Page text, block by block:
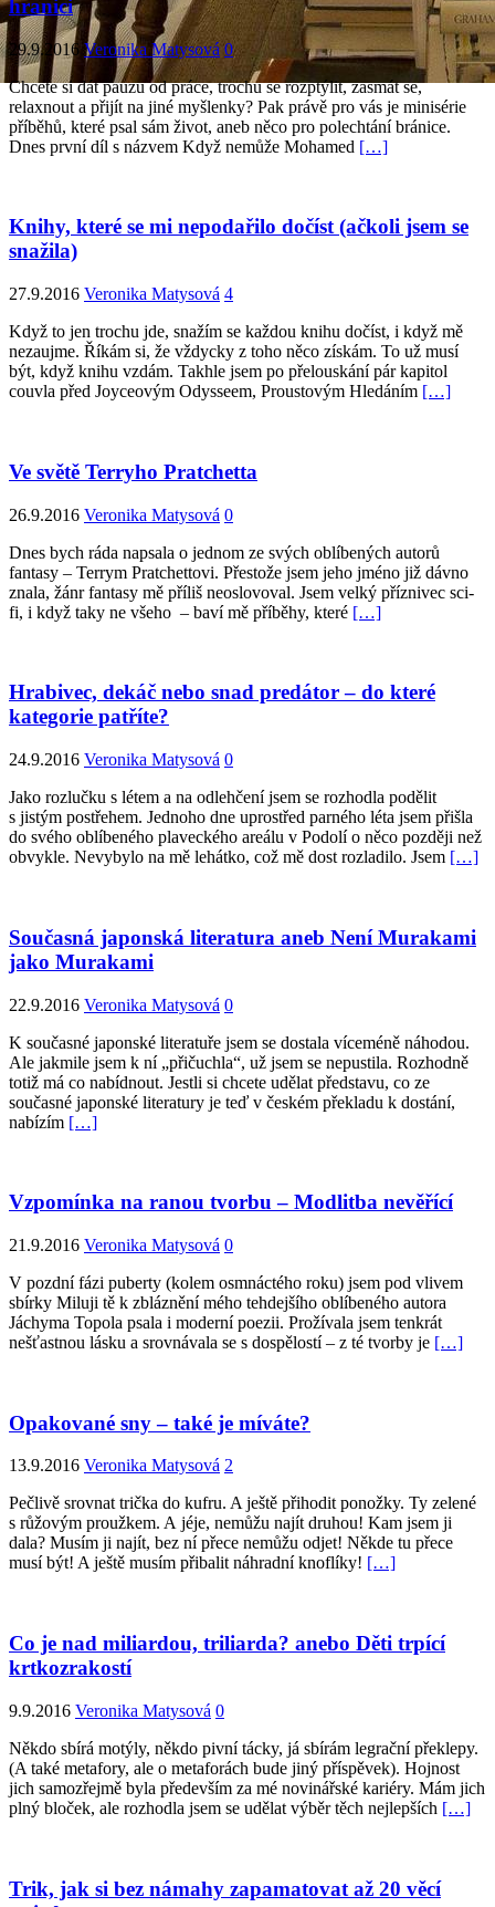
hranici
29.9.2016 Veronika Matysová 0
Chcete si dát pauzu od práce, trochu se rozptýlit, zasmát se,
relaxnout a přijít na jiné myšlenky? Pak právě pro vás je minisérie
příběhů, které psal sám život, aneb něco pro polechtání bránice.
Dnes první díl s názvem Když nemůže Mohamed […]
Knihy, které se mi nepodařilo dočíst (ačkoli jsem se
snažila)
27.9.2016 Veronika Matysová 4
Když to jen trochu jde, snažím se každou knihu dočíst, i když mě
nezaujme. Říkám si, že vždycky z toho něco získám. To už musí
být, když knihu vzdám. Takhle jsem po přelouskání pár kapitol
couvla před Joyceovým Odysseem, Proustovým Hledáním […]
Ve světě Terryho Pratchetta
26.9.2016 Veronika Matysová 0
Dnes bych ráda napsala o jednom ze svých oblíbených autorů
fantasy – Terrym Pratchettovi. Přestože jsem jeho jméno již dávno
znala, žánr fantasy mě příliš neoslovoval. Jsem velký příznivec sci-
fi, i když taky ne všeho – baví mě příběhy, které […]
Hrabivec, dekáč nebo snad predátor – do které
kategorie patříte?
24.9.2016 Veronika Matysová 0
Jako rozlučku s létem a na odlehčení jsem se rozhodla podělit
s jistým postřehem. Jednoho dne uprostřed parného léta jsem přišla
do svého oblíbeného plaveckého areálu v Podolí o něco později než
obvykle. Nevybylo na mě lehátko, což mě dost rozladilo. Jsem […]
Současná japonská literatura aneb Není Murakami
jako Murakami
22.9.2016 Veronika Matysová 0
K současné japonské literatuře jsem se dostala víceméně náhodou.
Ale jakmile jsem k ní „přičuchla“, už jsem se nepustila. Rozhodně
totiž má co nabídnout. Jestli si chcete udělat představu, co ze
současné japonské literatury je teď v českém překladu k dostání,
nabízím […]
Vzpomínka na ranou tvorbu – Modlitba nevěřící
21.9.2016 Veronika Matysová 0
V pozdní fázi puberty (kolem osmnáctého roku) jsem pod vlivem
sbírky Miluji tě k zbláznění mého tehdejšího oblíbeného autora
Jáchyma Topola psala i moderní poezii. Prožívala jsem tenkrát
nešťastnou lásku a srovnávala se s dospělostí – z té tvorby je […]
Opakované sny – také je míváte?
13.9.2016 Veronika Matysová 2
Pečlivě srovnat trička do kufru. A ještě přihodit ponožky. Ty zelené
s růžovým proužkem. A jéje, nemůžu najít druhou! Kam jsem ji
dala? Musím ji najít, bez ní přece nemůžu odjet! Někde tu přece
musí být! A ještě musím přibalit náhradní knoflíky! […]
Co je nad miliardou, triliarda? anebo Děti trpící
krtkozrakostí
9.9.2016 Veronika Matysová 0
Někdo sbírá motýly, někdo pivní tácky, já sbírám legrační překlepy.
(A také metafory, ale o metaforách bude jiný příspěvek). Hojnost
jich samozřejmě byla především za mé novinářské kariéry. Mám jich
plný bloček, ale rozhodla jsem se udělat výběr těch nejlepších […]
Trik, jak si bez námahy zapamatovat až 20 věcí